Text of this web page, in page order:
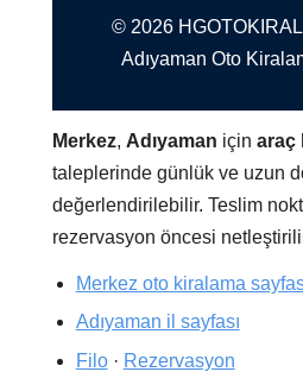
© 2026
Adıyaman Oto
Merkez, Adıyaman içinaraç
taleplerinde günlük ve uzun
değerlendirilebilir. Teslim
rezervasyon öncesi
Merkez oto kiralama
Adıyaman il sayfası
Filo· Rezervasyon